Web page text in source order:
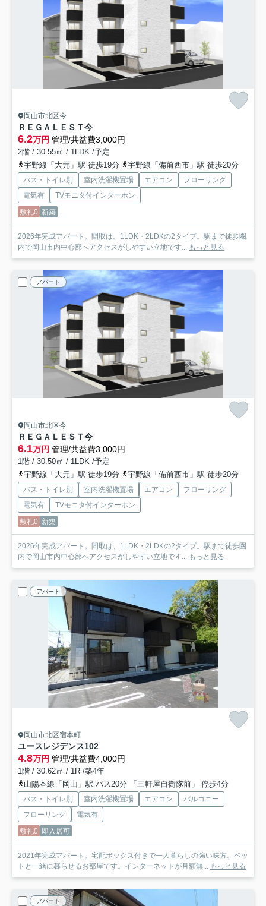
岡山市北区今
ＲＥＧＡＬＥＳＴ今
6.2万円 管理/共益費3,000円
2階 / 30.55㎡ / 1LDK /予定
宇野線「大元」駅 徒歩19分
宇野線「備前西市」駅 徒歩20分
バス・トイレ別 室内洗濯機置場 エアコン
フローリング
電気有
TVモニタ付インターホン
敷礼0 新築
2026年完成アパート。間取は、1LDK・2LDKの2タイプ。駅まで徒歩圏
内で岡山市内中心部へアクセスがしやすい立地です... もっと見る
アパート
岡山市北区今
ＲＥＧＡＬＥＳＴ今
6.1万円 管理/共益費3,000円
1階 / 30.50㎡ / 1LDK /予定
宇野線「大元」駅 徒歩19分
宇野線「備前西市」駅 徒歩20分
バス・トイレ別 室内洗濯機置場 エアコン
フローリング
電気有
TVモニタ付インターホン
敷礼0 新築
2026年完成アパート。間取は、1LDK・2LDKの2タイプ。駅まで徒歩圏
内で岡山市内中心部へアクセスがしやすい立地です... もっと見る
アパート
岡山市北区宿本町
ユースレジデンス102
4.8万円 管理/共益費4,000円
1階 / 30.62㎡ / 1R /築4年
山陽本線「岡山」駅 バス20分 「三軒屋自衛隊前」 停歩4分
バス・トイレ別 室内洗濯機置場 エアコン
バルコニー
フローリング
電気有
敷礼0 即入居可
2021年完成アパート。宅配ボックス付きで一人暮らしの強い味方。ペッ
トと一緒に暮らせるお部屋です。インターネットが月額無... もっと見る
アパート